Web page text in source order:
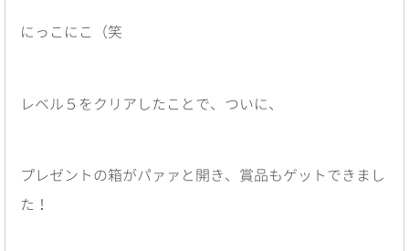
にっこにこ（笑
レベル５をクリアしたことで、ついに、
プレゼントの箱がパァァと開き、賞品もゲットできまし
た！